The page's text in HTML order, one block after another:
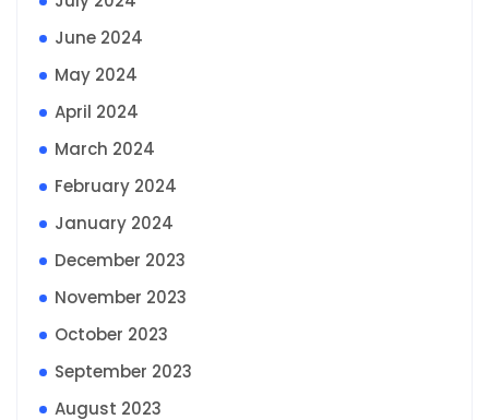
June 2024
May 2024
April 2024
March 2024
February 2024
January 2024
December 2023
November 2023
October 2023
September 2023
August 2023